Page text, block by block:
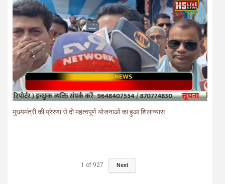
मुख्यमंत्री की प्रेरणा से दो महत्वपूर्ण योजनाओं का हुआ शिलान्यास
1 of 927 Next